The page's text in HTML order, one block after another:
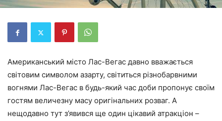
Американський місто Лас-Вегас давно вважається
світовим символом азарту, світиться різнобарвними
вогнями Лас-Вегас в будь-який час доби пропонує своїм
гостям величезну масу оригінальних розваг. А
нещодавно тут з’явився ще один цікавий атракціон –